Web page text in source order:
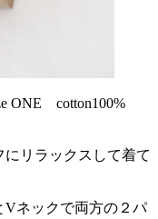
ONE cotton100%
リラックスして着て
Vネックで両方の２パ